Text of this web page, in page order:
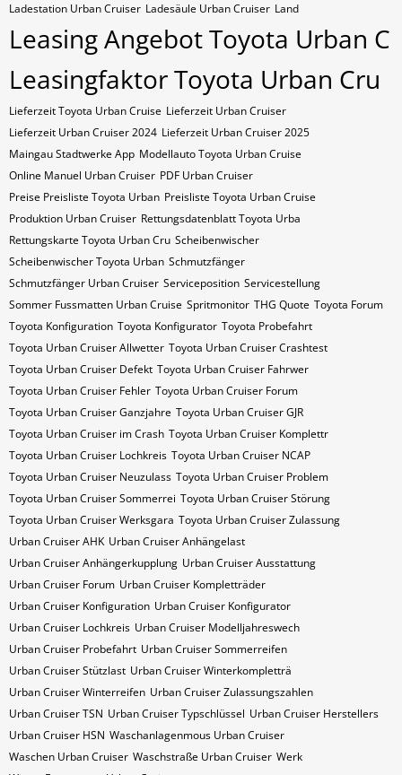
Ladestation Urban Cruiser Ladesäule Urban Cruiser Land
Leasing Angebot Toyota Urban C
Leasingfaktor Toyota Urban Cru
Lieferzeit Toyota Urban Cruise Lieferzeit Urban Cruiser
Lieferzeit Urban Cruiser 2024 Lieferzeit Urban Cruiser 2025
Maingau Stadtwerke App Modellauto Toyota Urban Cruise
Online Manuel Urban Cruiser PDF Urban Cruiser
Preise Preisliste Toyota Urban Preisliste Toyota Urban Cruise
Produktion Urban Cruiser Rettungsdatenblatt Toyota Urba
Rettungskarte Toyota Urban Cru Scheibenwischer
Scheibenwischer Toyota​ Urban Schmutzfänger
Schmutzfänger Urban Cruiser Serviceposition Servicestellung
Sommer Fussmatten Urban Cruise Spritmonitor THG Quote Toyota Forum
Toyota Konfiguration Toyota Konfigurator Toyota Probefahrt
Toyota Urban Cruiser Allwetter Toyota Urban Cruiser Crashtest
Toyota Urban Cruiser Defekt Toyota Urban Cruiser Fahrwer
Toyota Urban Cruiser Fehler Toyota Urban Cruiser Forum
Toyota Urban Cruiser Ganzjahre Toyota Urban Cruiser GJR
Toyota Urban Cruiser im Crash Toyota Urban Cruiser Komplettr
Toyota Urban Cruiser Lochkreis Toyota Urban Cruiser NCAP
Toyota Urban Cruiser Neuzulass Toyota Urban Cruiser Problem
Toyota Urban Cruiser Sommerrei Toyota Urban Cruiser Störung
Toyota Urban Cruiser Werksgara Toyota Urban Cruiser Zulassung
Urban Cruiser AHK Urban Cruiser Anhängelast
Urban Cruiser Anhängerkupplung Urban Cruiser Ausstattung
Urban Cruiser Forum Urban Cruiser Kompletträder
Urban Cruiser Konfiguration Urban Cruiser Konfigurator
Urban Cruiser Lochkreis Urban Cruiser Modelljahreswech
Urban Cruiser Probefahrt Urban Cruiser Sommerreifen
Urban Cruiser Stützlast Urban Cruiser Winterkompletträ
Urban Cruiser Winterreifen Urban Cruiser Zulassungszahlen
Urban Cruiser​​​​ TSN Urban Cruiser​​​​ Typschlüssel Urban Cruiser​​​​​ Herstellers
Urban Cruiser​​​​​ HSN Waschanlagenmous Urban Cruiser
Waschen Urban Cruiser Waschstraße Urban Cruiser Werk